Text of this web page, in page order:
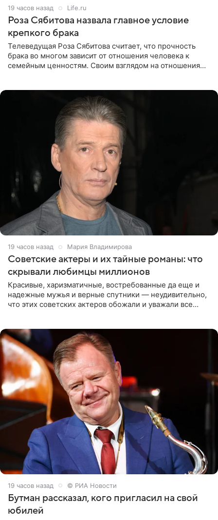
19 часов назад Life.ru
Роза Сябитова назвала главное условие
крепкого брака
Телеведущая Роза Сябитова считает, что прочность
брака во многом зависит от отношения человека к
семейным ценностям. Своим взглядом на отношения
19 часов назад Мария Владимирова
Советские актеры и их тайные романы: что
скрывали любимцы миллионов
Красивые, харизматичные, востребованные да еще и
надежные мужья и верные спутники — неудивительно,
что этих советских актеров обожали и уважали все
19 часов назад © РИА Новости
Бутман рассказал, кого пригласил на свой
юбилей